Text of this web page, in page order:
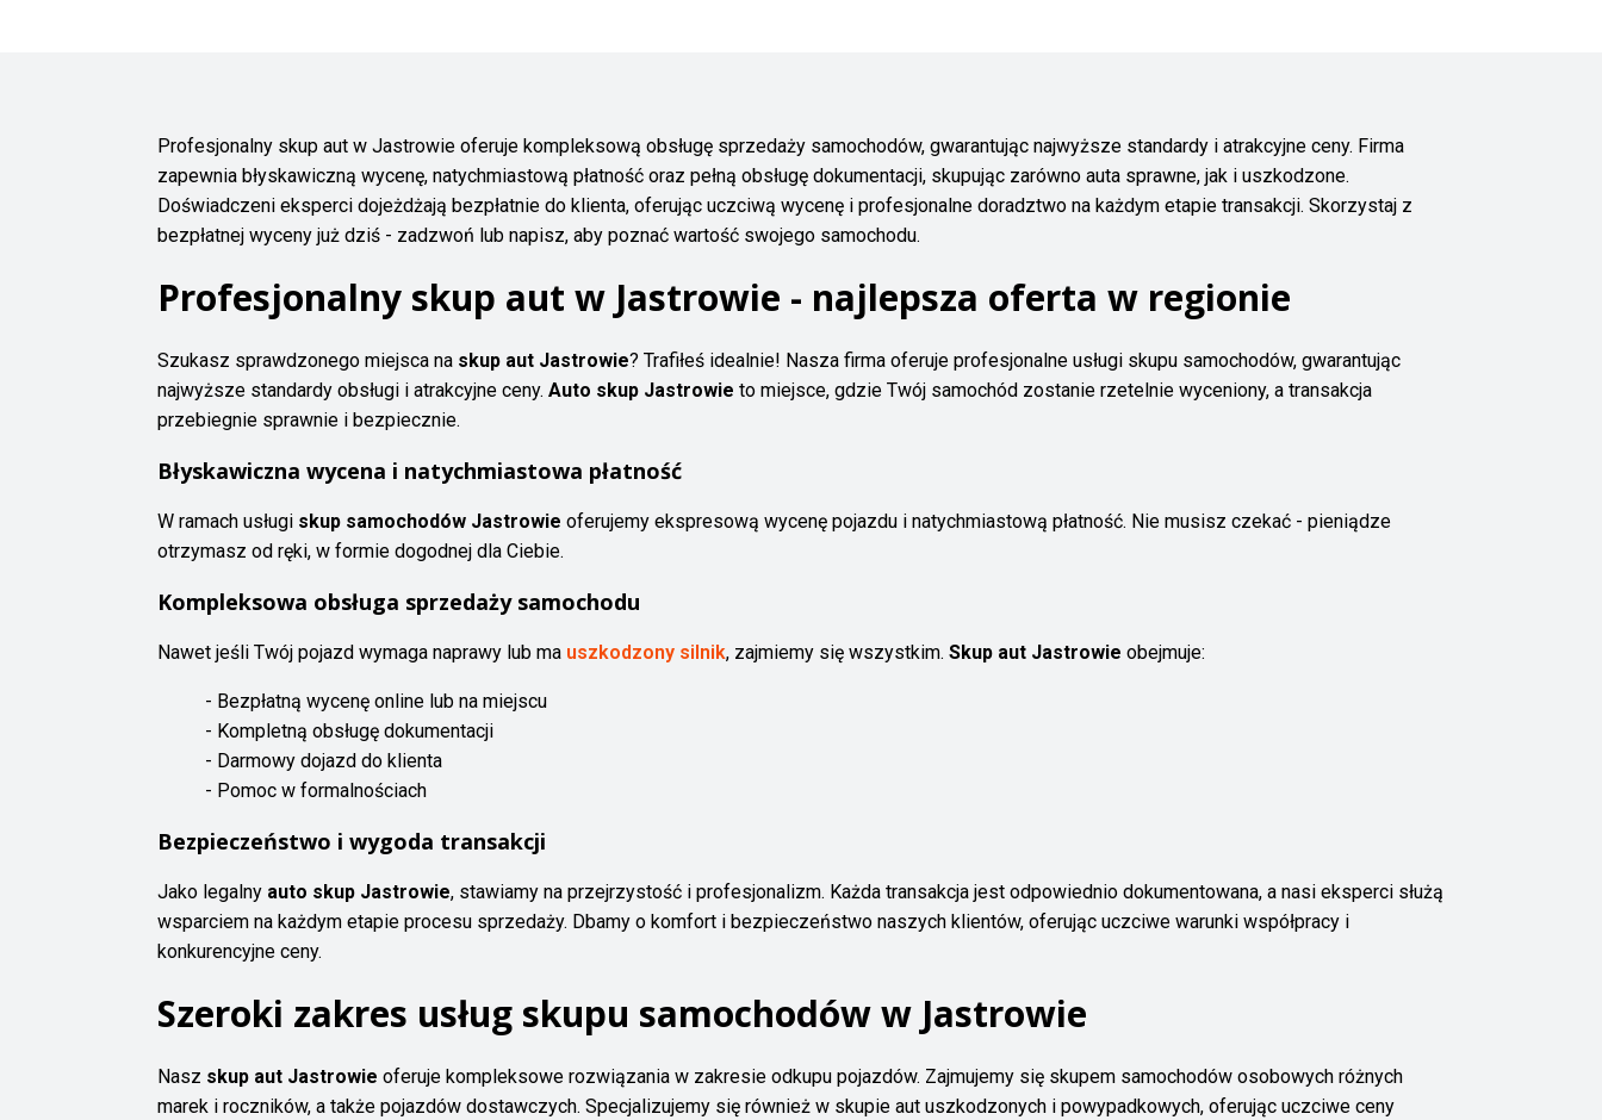
Profesjonalny skup aut w Jastrowie oferuje kompleksową obsługę sprzedaży samochodów, gwarantując najwyższe standardy i atrakcyjne ceny. Firma
zapewnia błyskawiczną wycenę, natychmiastową płatność oraz pełną obsługę dokumentacji, skupując zarówno auta sprawne, jak i uszkodzone.
Doświadczeni eksperci dojeżdżają bezpłatnie do klienta, oferując uczciwą wycenę i profesjonalne doradztwo na każdym etapie transakcji. Skorzystaj z
bezpłatnej wyceny już dziś - zadzwoń lub napisz, aby poznać wartość swojego samochodu.
Profesjonalny skup aut w Jastrowie - najlepsza oferta w regionie
Szukasz sprawdzonego miejsca na skup aut Jastrowie? Trafiłeś idealnie! Nasza firma oferuje profesjonalne usługi skupu samochodów, gwarantując
najwyższe standardy obsługi i atrakcyjne ceny. Auto skup Jastrowie to miejsce, gdzie Twój samochód zostanie rzetelnie wyceniony, a transakcja
przebiegnie sprawnie i bezpiecznie.
Błyskawiczna wycena i natychmiastowa płatność
W ramach usługi skup samochodów Jastrowie oferujemy ekspresową wycenę pojazdu i natychmiastową płatność. Nie musisz czekać - pieniądze
otrzymasz od ręki, w formie dogodnej dla Ciebie.
Kompleksowa obsługa sprzedaży samochodu
Nawet jeśli Twój pojazd wymaga naprawy lub ma uszkodzony silnik, zajmiemy się wszystkim. Skup aut Jastrowie obejmuje:
- Bezpłatną wycenę online lub na miejscu
- Kompletną obsługę dokumentacji
- Darmowy dojazd do klienta
- Pomoc w formalnościach
Bezpieczeństwo i wygoda transakcji
Jako legalny auto skup Jastrowie, stawiamy na przejrzystość i profesjonalizm. Każda transakcja jest odpowiednio dokumentowana, a nasi eksperci służą
wsparciem na każdym etapie procesu sprzedaży. Dbamy o komfort i bezpieczeństwo naszych klientów, oferując uczciwe warunki współpracy i
konkurencyjne ceny.
Szeroki zakres usług skupu samochodów w Jastrowie
Nasz skup aut Jastrowie oferuje kompleksowe rozwiązania w zakresie odkupu pojazdów. Zajmujemy się skupem samochodów osobowych różnych
marek i roczników, a także pojazdów dostawczych. Specjalizujemy się również w skupie aut uszkodzonych i powypadkowych, oferując uczciwe ceny